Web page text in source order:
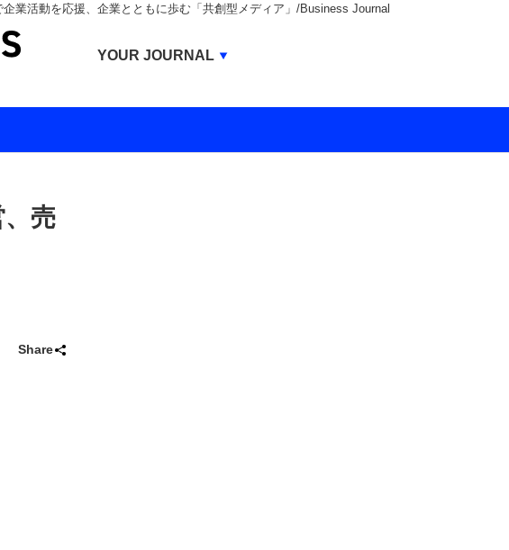
業活動を応援、企業とともに歩む「共創型メディア」/Business Journal
売
Share
YOUR JOURNAL
BUSINESS JOURNAL